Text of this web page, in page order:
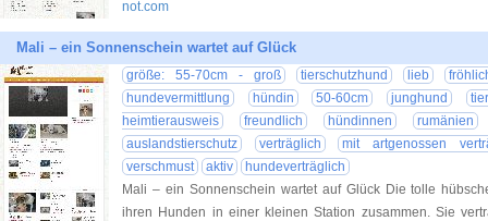
not.com
Mali – ein Sonnenschein wartet auf Glück
größe: 55-70cm - groß tierschutzhund lieb
hundevermittlung
hündin 50-60cm junghund
heimtierausweis
freundlich hündinnen
rumänien
auslandstierschutz
verträglich
mit artgenossen
verschmust
aktiv
hundeverträglich
Mali – ein Sonnenschein wartet auf Glück Die tolle
ihren Hunden in einer kleinen Station zusammen. Sie